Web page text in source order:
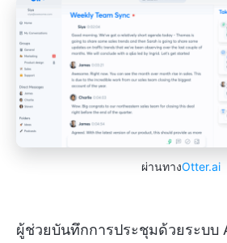
ผ่านทางOtter.ai
ผู้ช่วยบันทึกการประชุมด้วยระบบ